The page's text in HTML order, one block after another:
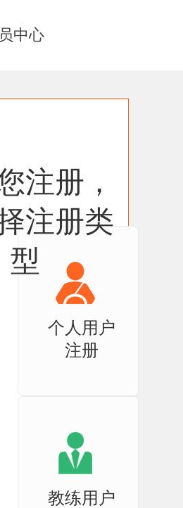
中心
注册，
注册类
型
个人用户
注册
教练用户